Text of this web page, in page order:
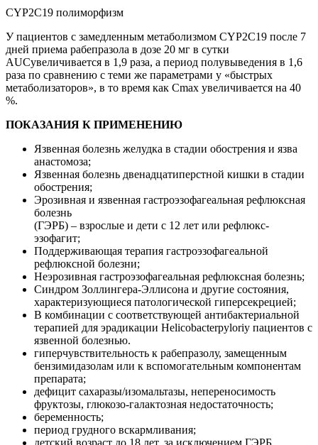
CYP2C19 полиморфизм
У пациентов с замедленным метаболизмом CYP2C19 после 7
дней приема рабепразола в дозе 20 мг в сутки
AUCувеличивается в 1,9 раза, а период полувыведения в 1,6
раза по сравнению с теми же параметрами у «быстрых
метаболизаторов», в то время как Сmах увеличивается на 40
%.
ПОКАЗАНИЯ К ПРИМЕНЕНИЮ
Язвенная болезнь желудка в стадии обострения и язва
анастомоза;
Язвенная болезнь двенадцатиперстной кишки в стадии
обострения;
Эрозивная и язвенная гастроэзофагеальная рефлюксная
болезнь
(ГЭРБ) – взрослые и дети с 12 лет или рефлюкс-
эзофагит;
Поддерживающая терапия гастроэзофагеальной
рефлюксной болезни;
Неэрозивная гастроэзофагеальная рефлюксная болезнь;
Синдром Золлингера-Эллисона и другие состояния,
характеризующиеся патологической гиперсекрецией;
В комбинации с соответствующей антибактериальной
терапией для эрадикации Helicobacterpyloriу пациентов с
язвенной болезнью.
гиперчувствительность к рабепразолу, замещенным
бензимидазолам или к вспомогательным компонентам
препарата;
дефицит сахаразы/изомальтазы, непереносимость
фруктозы, глюкозо-галактозная недостаточность;
беременность;
период грудного вскармливания;